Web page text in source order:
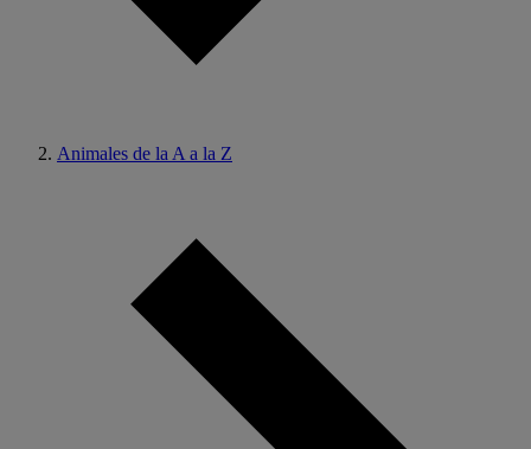
Animales de la A a la Z